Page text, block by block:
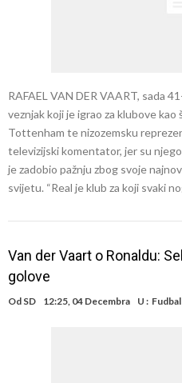
RAFAEL VAN DER VAART, sada
veznjak koji je igrao za klubove kao
Tottenham te nizozemsku
televizijski komentator, jer su
je zadobio pažnju zbog svoje
svijetu. “Real je klub za koji svaki
Van der Vaart o Ronaldu:
golove
Od SD 12:25, 04 Decembra U : Fudbal